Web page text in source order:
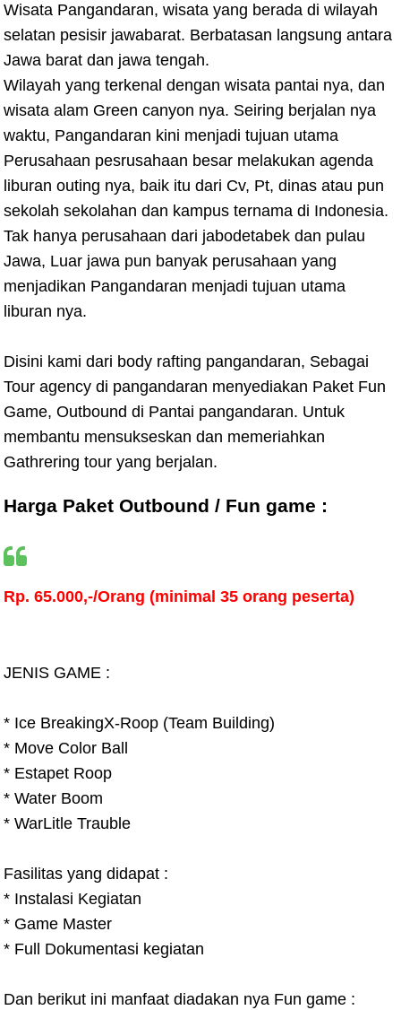
Wisata Pangandaran, wisata yang berada di wilayah
selatan pesisir jawabarat. Berbatasan langsung antara
Jawa barat dan jawa tengah.
Wilayah yang terkenal dengan wisata pantai nya, dan
wisata alam Green canyon nya. Seiring berjalan nya
waktu, Pangandaran kini menjadi tujuan utama
Perusahaan pesrusahaan besar melakukan agenda
liburan outing nya, baik itu dari Cv, Pt, dinas atau pun
sekolah sekolahan dan kampus ternama di Indonesia.
Tak hanya perusahaan dari jabodetabek dan pulau
Jawa, Luar jawa pun banyak perusahaan yang
menjadikan Pangandaran menjadi tujuan utama
liburan nya.
Disini kami dari body rafting pangandaran, Sebagai
Tour agency di pangandaran menyediakan Paket Fun
Game, Outbound di Pantai pangandaran. Untuk
membantu mensukseskan dan memeriahkan
Gathrering tour yang berjalan.
Harga Paket Outbound / Fun game :
Rp. 65.000,-/Orang (minimal 35 orang peserta)
JENIS GAME :
* Ice BreakingX-Roop (Team Building)
* Move Color Ball
* Estapet Roop
* Water Boom
* WarLitle Trauble
Fasilitas yang didapat :
* Instalasi Kegiatan
* Game Master
* Full Dokumentasi kegiatan
Dan berikut ini manfaat diadakan nya Fun game :